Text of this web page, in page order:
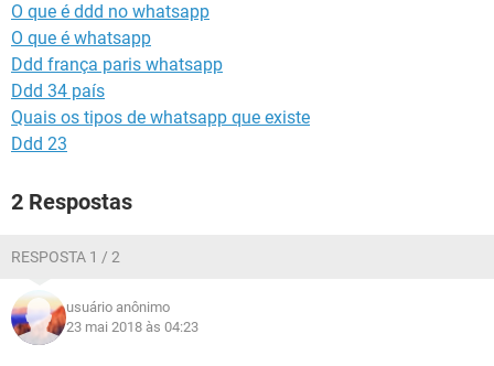
O que é ddd no whatsapp
O que é whatsapp
Ddd frança paris whatsapp
Ddd 34 país
Quais os tipos de whatsapp que existe
Ddd 23
2 Respostas
RESPOSTA 1 / 2
usuário anônimo
23 mai 2018 às 04:23